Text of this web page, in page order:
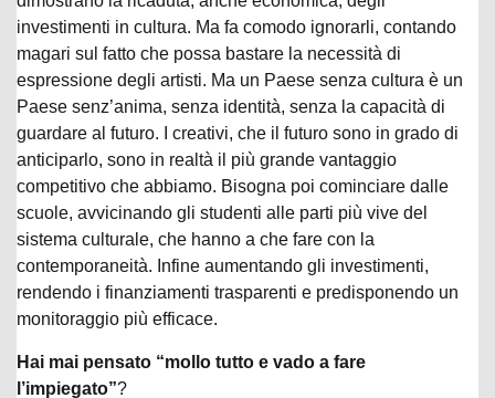
investimenti in cultura. Ma fa comodo ignorarli, contando
magari sul fatto che possa bastare la necessità di
espressione degli artisti. Ma un Paese senza cultura è un
Paese senz’anima, senza identità, senza la capacità di
guardare al futuro. I creativi, che il futuro sono in grado di
anticiparlo, sono in realtà il più grande vantaggio
competitivo che abbiamo. Bisogna poi cominciare dalle
scuole, avvicinando gli studenti alle parti più vive del
sistema culturale, che hanno a che fare con la
contemporaneità. Infine aumentando gli investimenti,
rendendo i finanziamenti trasparenti e predisponendo un
monitoraggio più efficace.
Hai mai pensato “mollo tutto e vado a fare
l’impiegato”?